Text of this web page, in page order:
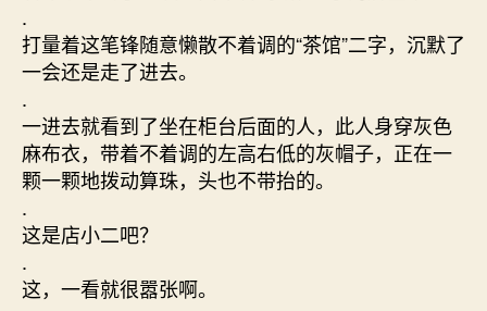
.
打量着这笔锋随意懒散不着调的“茶馆”二字，沉默了
一会还是走了进去。
.
一进去就看到了坐在柜台后面的人，此人身穿灰色
麻布衣，带着不着调的左高右低的灰帽子，正在一
颗一颗地拨动算珠，头也不带抬的。
.
这是店小二吧？
.
这，一看就很嚣张啊。